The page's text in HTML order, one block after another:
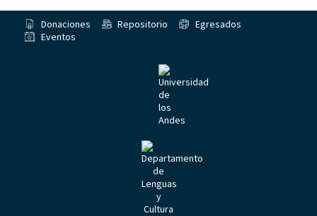
Donaciones Repositorio
Egresados
Eventos